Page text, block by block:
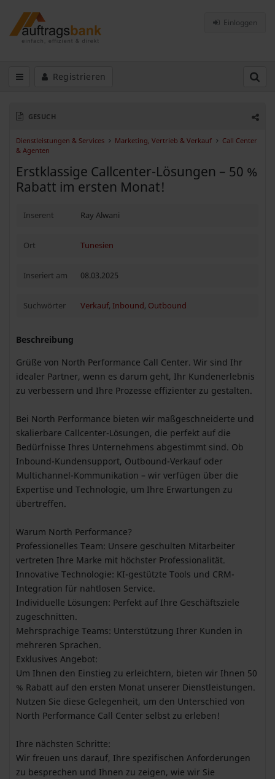
Einloggen
Registrieren
GESUCH
Dienstleistungen & Services Marketing, Vertrieb & Verkauf
Call Center
& Agenten
Erstklassige Callcenter-Lösungen – 50 %
Rabatt im ersten Monat!
Inserent Ray Alwani
Ort Tunesien
Inseriert am 08.03.2025
Suchwörter Verkauf, Inbound, Outbound
Beschreibung
Grüße von North Performance Call Center. Wir sind Ihr
idealer Partner, wenn es darum geht, Ihr Kundenerlebnis
zu verbessern und Ihre Prozesse effizienter zu gestalten.
Bei North Performance bieten wir maßgeschneiderte und
skalierbare Callcenter-Lösungen, die perfekt auf die
Bedürfnisse Ihres Unternehmens abgestimmt sind. Ob
Inbound-Kundensupport, Outbound-Verkauf oder
Multichannel-Kommunikation – wir verfügen über die
Expertise und Technologie, um Ihre Erwartungen zu
übertreffen.
Warum North Performance?
Professionelles Team: Unsere geschulten Mitarbeiter
vertreten Ihre Marke mit höchster Professionalität.
Innovative Technologie: KI-gestützte Tools und CRM-
Integration für nahtlosen Service.
Individuelle Lösungen: Perfekt auf Ihre Geschäftsziele
zugeschnitten.
Mehrsprachige Teams: Unterstützung Ihrer Kunden in
mehreren Sprachen.
Exklusives Angebot:
Um Ihnen den Einstieg zu erleichtern, bieten wir Ihnen 50
% Rabatt auf den ersten Monat unserer Dienstleistungen.
Nutzen Sie diese Gelegenheit, um den Unterschied von
North Performance Call Center selbst zu erleben!
Ihre nächsten Schritte:
Wir freuen uns darauf, Ihre spezifischen Anforderungen
zu besprechen und Ihnen zu zeigen, wie wir Sie